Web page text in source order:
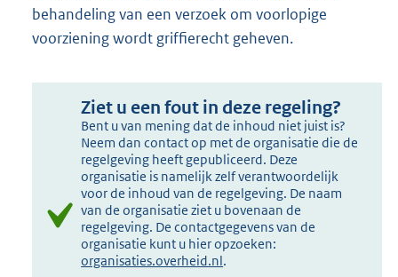
behandeling van een verzoek om voorlopige
voorziening wordt griffierecht geheven.
Ziet u een fout in deze regeling?
Bent u van mening dat de inhoud niet juist is?
Neem dan contact op met de organisatie die de
regelgeving heeft gepubliceerd. Deze
organisatie is namelijk zelf verantwoordelijk
voor de inhoud van de regelgeving. De naam
van de organisatie ziet u bovenaan de
regelgeving. De contactgegevens van de
organisatie kunt u hier opzoeken:
organisaties.overheid.nl.